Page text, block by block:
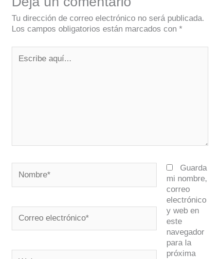
Tu dirección de correo electrónico no será publicada.
Los campos obligatorios están marcados con *
aquí...
electrónico*
Guarda
mi nombre,
correo
electrónico
y web en
este
navegador
para la
próxima